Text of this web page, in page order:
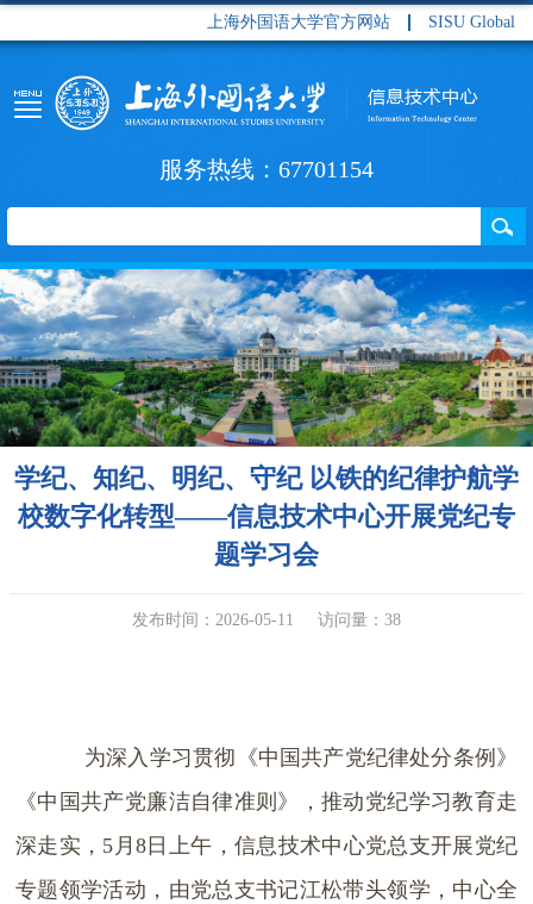
上海外国语大学官方网站 SISU Global
服务热线：67701154
学纪、知纪、明纪、守纪 以铁的纪律护航学
校数字化转型——信息技术中心开展党纪专
题学习会
发布时间：2026-05-11 访问量： 38
为深入学习贯彻《中国共产党纪律处分条例》
《中国共产党廉洁自律准则》，推动党纪学习教育走
深走实， 5 月8 日上午，信息技术中心党总支开展党纪
专题领学活动，由党总支书记江松带头领学，中心全